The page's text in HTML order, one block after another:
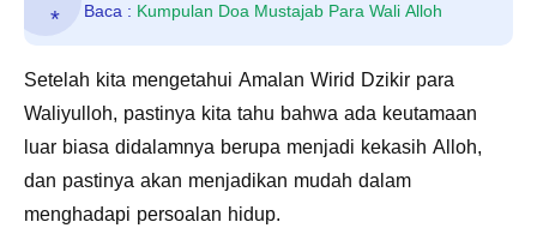
Baca : Kumpulan Doa Mustajab Para Wali Alloh
Setelah kita mengetahui Amalan Wirid Dzikir para
Waliyulloh, pastinya kita tahu bahwa ada keutamaan
luar biasa didalamnya berupa menjadi kekasih Alloh,
dan pastinya akan menjadikan mudah dalam
menghadapi persoalan hidup.